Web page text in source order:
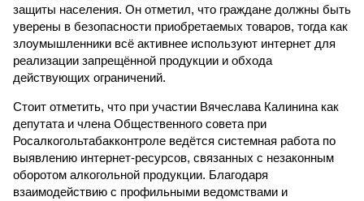
защиты населения. Он отметил, что граждане должны быть
уверены в безопасности приобретаемых товаров, тогда как
злоумышленники всё активнее используют интернет для
реализации запрещённой продукции и обхода
действующих ограничений.
Стоит отметить, что при участии Вячеслава Калинина как
депутата и члена Общественного совета при
Росалкогольтабакконтроле ведётся системная работа по
выявлению интернет-ресурсов, связанных с незаконным
оборотом алкогольной продукции. Благодаря
взаимодействию с профильными ведомствами и